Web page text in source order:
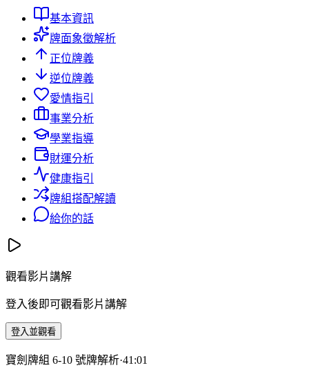
基本資訊
牌面象徵解析
正位牌義
逆位牌義
愛情指引
事業分析
學業指導
財運分析
健康指引
牌組搭配解讀
給你的話
觀看影片講解
登入後即可觀看影片講解
登入並觀看
寶劍牌組 6-10 號牌解析·41:01